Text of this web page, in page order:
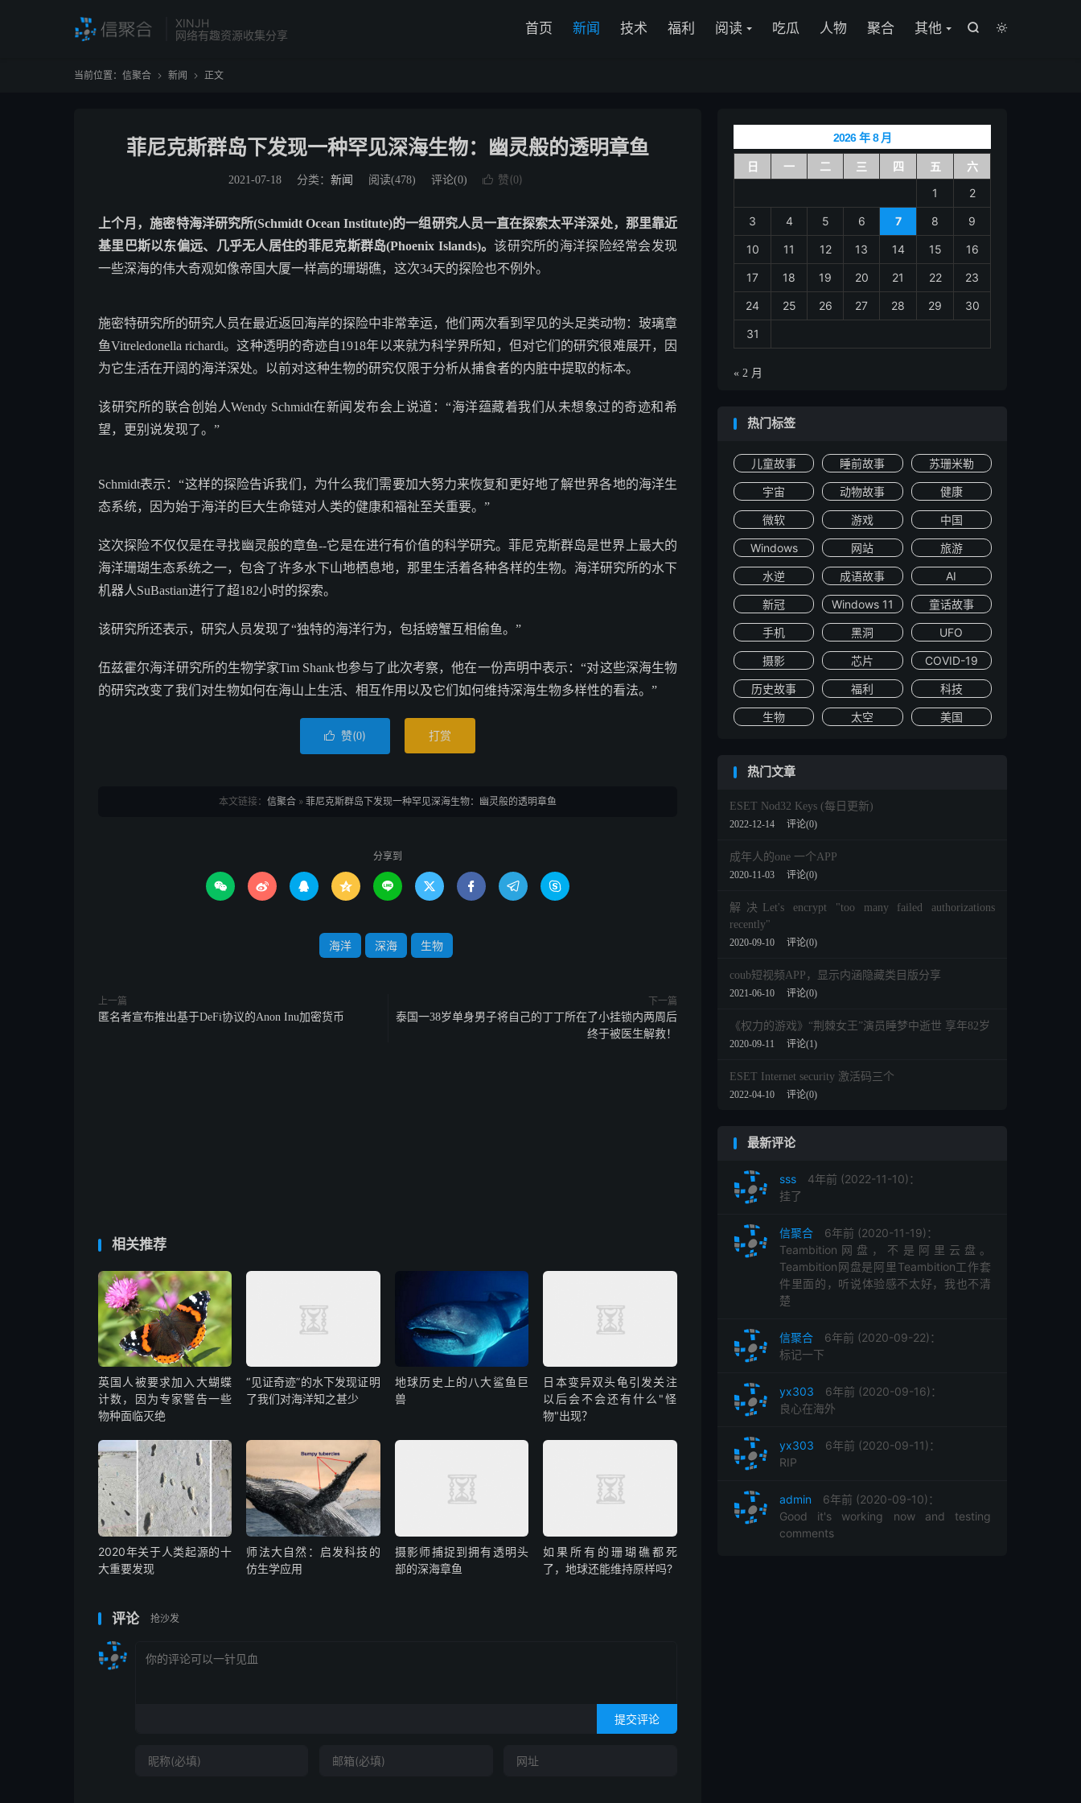
XINJH
网络有趣资源收集分享


首页 新闻 技术 福利 阅读 吃瓜 人物 聚合 其他
当前位置： 信聚合  新闻  正文
菲尼克斯群岛下发现一种罕见深海生物：幽灵般的透明章鱼
2021-07-18 分类： 新闻 阅读(478) 评论(0)  赞(0)
上个月，施密特海洋研究所(Schmidt Ocean Institute)的一组研究人员一直在探索太平洋深处，那里靠近
基里巴斯以东偏远、几乎无人居住的菲尼克斯群岛(Phoenix Islands)。该研究所的海洋探险经常会发现
一些深海的伟大奇观如像帝国大厦一样高的珊瑚礁，这次34天的探险也不例外。
施密特研究所的研究人员在最近返回海岸的探险中非常幸运，他们两次看到罕见的头足类动物：玻璃章
鱼Vitreledonella richardi。这种透明的奇迹自1918年以来就为科学界所知，但对它们的研究很难展开，因
为它生活在开阔的海洋深处。以前对这种生物的研究仅限于分析从捕食者的内脏中提取的标本。
该研究所的联合创始人Wendy Schmidt在新闻发布会上说道：“海洋蕴藏着我们从未想象过的奇迹和希
望，更别说发现了。”
Schmidt表示：“这样的探险告诉我们，为什么我们需要加大努力来恢复和更好地了解世界各地的海洋生
态系统，因为始于海洋的巨大生命链对人类的健康和福祉至关重要。”
这次探险不仅仅是在寻找幽灵般的章鱼--它是在进行有价值的科学研究。菲尼克斯群岛是世界上最大的
海洋珊瑚生态系统之一，包含了许多水下山地栖息地，那里生活着各种各样的生物。海洋研究所的水下
机器人SuBastian进行了超182小时的探索。
该研究所还表示，研究人员发现了“独特的海洋行为，包括螃蟹互相偷鱼。”
伍兹霍尔海洋研究所的生物学家Tim Shank也参与了此次考察，他在一份声明中表示：“对这些深海生物
的研究改变了我们对生物如何在海山上生活、相互作用以及它们如何维持深海生物多样性的看法。”
 赞(0) 打赏
本文链接： 信聚合 » 菲尼克斯群岛下发现一种罕见深海生物：幽灵般的透明章鱼
分享到
        
海洋 深海 生物
上一篇
匿名者宣布推出基于DeFi协议的Anon Inu加密货币
下一篇
泰国一38岁单身男子将自己的丁丁所在了小挂锁内两周后
终于被医生解救！
相关推荐
英国人被要求加入大蝴蝶
计数，因为专家警告一些
物种面临灭绝
“见证奇迹”的水下发现证明
了我们对海洋知之甚少
地球历史上的八大鲨鱼巨
兽
日本变异双头龟引发关注
以后会不会还有什么"怪
物"出现？
2020年关于人类起源的十
大重要发现
师法大自然：启发科技的
仿生学应用
摄影师捕捉到拥有透明头
部的深海章鱼
如果所有的珊瑚礁都死
了，地球还能维持原样吗?
评论 抢沙发
提交评论
2026 年 8 月
日 一 二 三 四 五
六
1
2
3 4 5 6 7 8 9
10 11 12 13 14 15 16
17 18 19 20 21 22 23
24 25 26 27 28 29 30
31
« 2 月
热门标签
儿童故事 睡前故事 苏珊米勒
宇宙 动物故事 健康
微软 游戏 中国
Windows 网站 旅游
水逆 成语故事 AI
新冠 Windows 11 童话故事
手机 黑洞 UFO
摄影 芯片 COVID-19
历史故事 福利 科技
生物 太空 美国
热门文章
ESET Nod32 Keys (每日更新)
2022-12-14 评论(0)
成年人的one 一个APP
2020-11-03 评论(0)
解决Let's encrypt "too many failed authorizations
recently"
2020-09-10 评论(0)
coub短视频APP，显示内涵隐藏类目版分享
2021-06-10 评论(0)
《权力的游戏》“荆棘女王”演员睡梦中逝世 享年82岁
2020-09-11 评论(1)
ESET Internet security 激活码三个
2022-04-10 评论(0)
最新评论
sss
4年前 (2022-11-10)：
挂了
信聚合
6年前 (2020-11-19)：
Teambition网盘，不是阿里云盘。
Teambition网盘是阿里Teambition工作套
件里面的，听说体验感不太好，我也不清
楚
信聚合
6年前 (2020-09-22)：
标记一下
yx303
6年前 (2020-09-16)：
良心在海外
yx303
6年前 (2020-09-11)：
RIP
admin
6年前 (2020-09-10)：
Good it's working now and testing
comments